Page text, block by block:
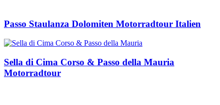
Passo Staulanza Dolomiten Motorradtour Italien
Sella di Cima Corso & Passo della Mauria
Motorradtour